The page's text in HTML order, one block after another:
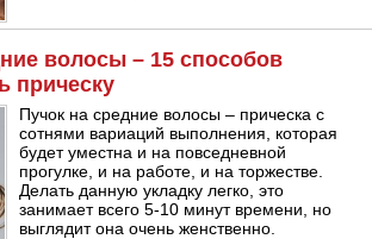
волосы – 15 способов
прическу
Пучок на средние волосы – прическа с
сотнями вариаций выполнения, которая
будет уместна и на повседневной
прогулке, и на работе, и на торжестве.
Делать данную укладку легко, это
занимает всего 5-10 минут времени, но
выглядит она очень женственно.